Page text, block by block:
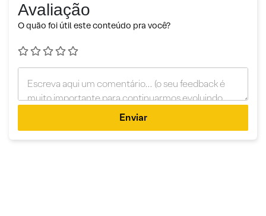
Avaliação
O quão foi útil este conteúdo pra você?
Enviar